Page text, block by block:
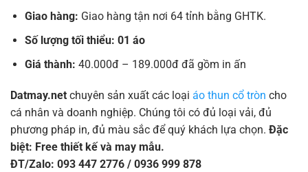
Giao hàng: Giao hàng tận nơi 64 tỉnh bằng GHTK.
Số lượng tối thiểu: 01 áo
Giá thành: 40.000đ – 189.000đ đã gồm in ấn
Datmay.net chuyên sản xuất các loại áo thun cổ tròn cho
cá nhân và doanh nghiệp. Chúng tôi có đủ loại vải, đủ
phương pháp in, đủ màu sắc để quý khách lựa chọn. Đặc
biệt: Free thiết kế và may mẫu.
ĐT/Zalo: 093 447 2776 / 0936 999 878